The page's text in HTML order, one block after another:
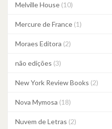
Melville House (10)
Mercure de France (1)
Moraes Editora (2)
não edições (3)
New York Review Books (2)
Nova Mymosa (18)
Nuvem de Letras (2)